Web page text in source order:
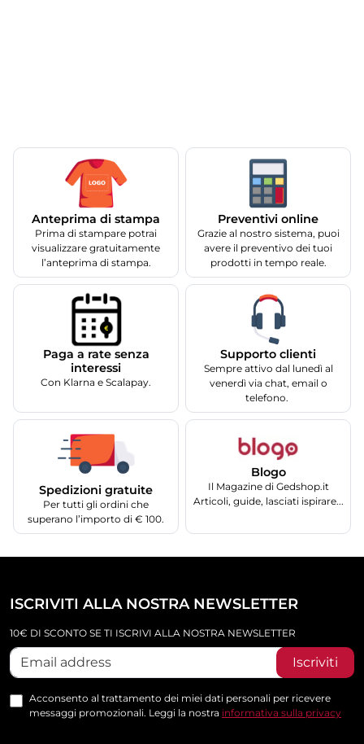
Anteprima di stampa
Prima di stampare potrai
visualizzare gratuitamente
l’anteprima di stampa.
Preventivi online
Grazie al nostro sistema, puoi
avere il preventivo dei tuoi
prodotti in tempo reale.
Paga a rate senza
interessi
Con Klarna e Scalapay.
Supporto clienti
Sempre attivo dal lunedì al
venerdì via chat, email o
telefono.
Spedizioni gratuite
Per tutti gli ordini che
superano l’importo di € 100.
Blogo
Il Magazine di Gedshop.it
Articoli, guide, lasciati ispirare...
ISCRIVITI ALLA NOSTRA NEWSLETTER
10€ DI SCONTO SE TI ISCRIVI ALLA NOSTRA NEWSLETTER
Iscriviti
Acconsento al trattamento dei miei dati personali per ricevere
messaggi promozionali. Leggi la nostra informativa sulla privacy